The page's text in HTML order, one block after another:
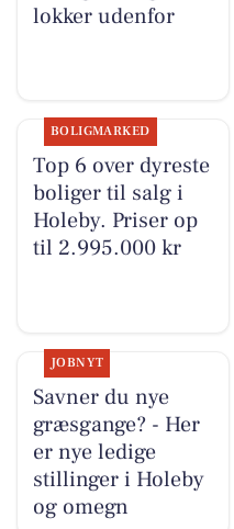
lokker udenfor
BOLIGMARKED
Top 6 over dyreste
boliger til salg i
Holeby. Priser op
til 2.995.000 kr
JOBNYT
Savner du nye
græsgange? - Her
er nye ledige
stillinger i Holeby
og omegn